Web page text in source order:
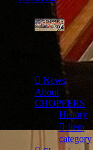
News
About
CHOPPERS
History
Item
category